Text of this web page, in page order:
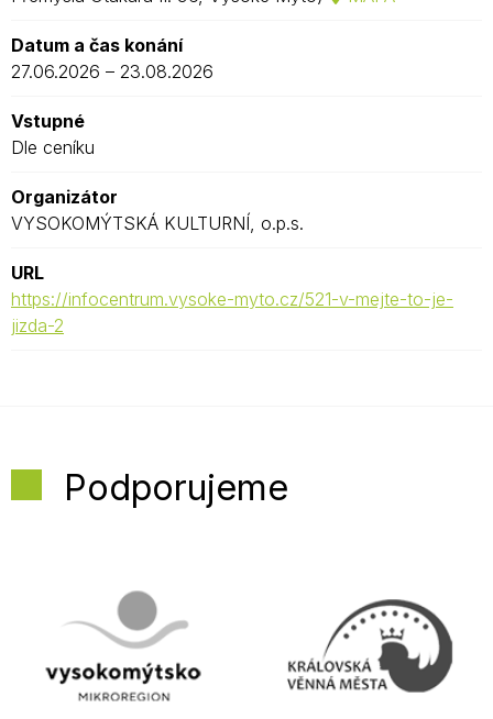
Datum a čas konání
27.06.2026 – 23.08.2026
Vstupné
Dle ceníku
Organizátor
VYSOKOMÝTSKÁ KULTURNÍ, o.p.s.
URL
https://infocentrum.vysoke-myto.cz/521-v-mejte-to-je-
jizda-2
Podporujeme